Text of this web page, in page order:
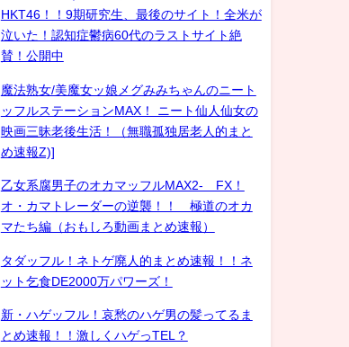
HKT46！！9期研究生、最後のサイト！全米が
泣いた！認知症鬱病60代のラストサイト絶
賛！公開中
魔法熟女/美魔女ッ娘メグみみちゃんのニート
ッフルステーションMAX！ ニート仙人仙女の
映画三昧老後生活！（無職孤独居老人的まと
め速報Z)]
乙女系腐男子のオカマッフルMAX2- FX！
オ・カマトレーダーの逆襲！！ 極道のオカ
マたち編（おもしろ動画まとめ速報）
タダッフル！ネトゲ廃人的まとめ速報！！ネ
ット乞食DE2000万パワーズ！
新・ハゲッフル！哀愁のハゲ男の髪ってるま
とめ速報！！激しくハゲっTEL？